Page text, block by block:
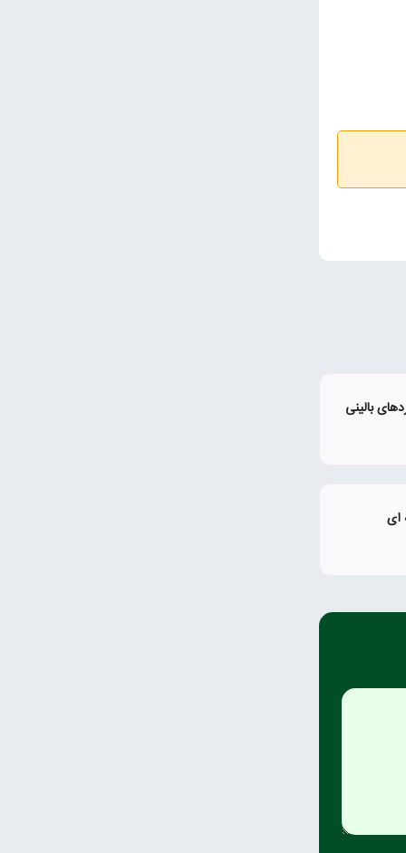
بالینی
ای